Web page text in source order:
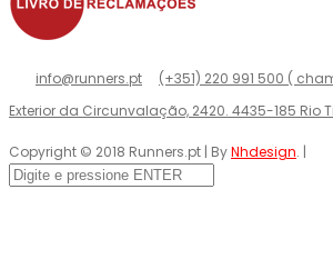
info@runners.pt (+351) 220 991 500 (
Exterior da Circunvalação, 2420. 4435-185 Rio
Copyright © 2018 Runners.pt | ByNhdesign. |